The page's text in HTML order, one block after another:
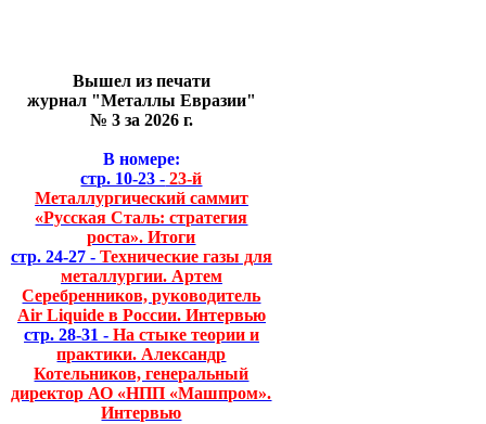
Вышел из печати
журнал "Металлы Евразии"
№ 3 за 2026 г.
В номере:
стр. 10-23 - 23-й
Металлургический саммит
«Русская Сталь: стратегия
роста». Итоги
стр. 24-27 - Технические газы для
металлургии. Артем
Серебренников, руководитель
Air Liquide в России. Интервью
стр. 28-31 - На стыке теории и
практики. Александр
Котельников, генеральный
директор АО «НПП «Машпром».
Интервью